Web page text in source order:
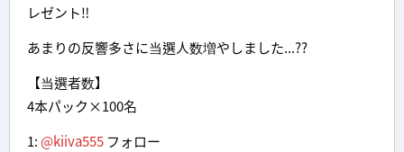
レゼント‼
あまりの反響多さに当選人数増やしました...??
【当選者数】
4本パック×100名
1:@kiiva555 フォロー